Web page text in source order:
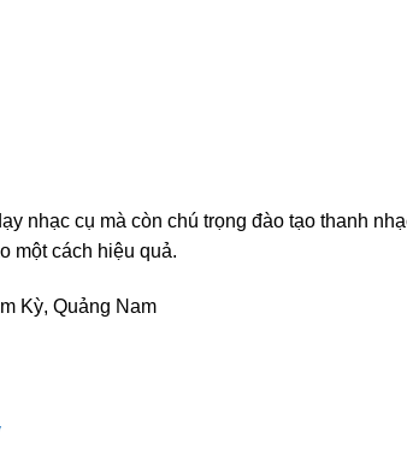
nhạc cụ mà còn chú trọng đào tạo thanh
một cách hiệu quả.
Kỳ, Quảng Nam